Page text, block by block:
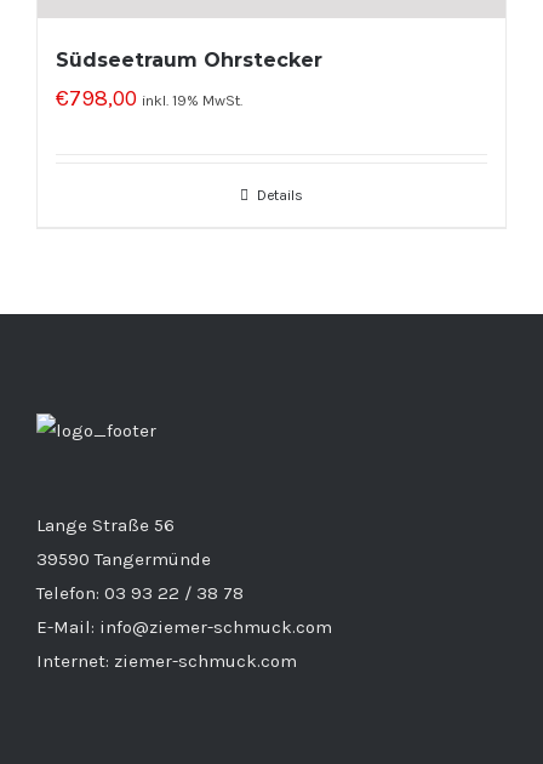
Südseetraum Ohrstecker
€798,00 inkl. 19% MwSt.
Details
Lange Straße 56
39590 Tangermünde
Telefon: 03 93 22 / 38 78
E-Mail: info@ziemer-schmuck.com
Internet: ziemer-schmuck.com